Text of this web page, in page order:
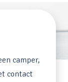
camper,
contact